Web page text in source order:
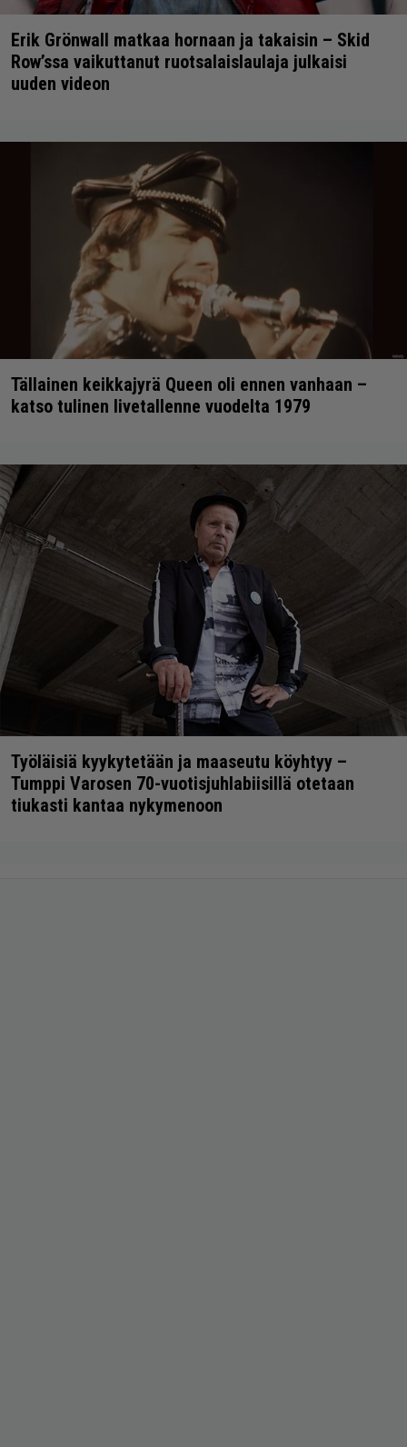
Erik Grönwall matkaa hornaan ja takaisin – Skid
Row’ssa vaikuttanut ruotsalaislaulaja julkaisi
uuden videon
Tällainen keikkajyrä Queen oli ennen vanhaan –
katso tulinen livetallenne vuodelta 1979
Työläisiä kyykytetään ja maaseutu köyhtyy –
Tumppi Varosen 70-vuotisjuhlabiisillä otetaan
tiukasti kantaa nykymenoon